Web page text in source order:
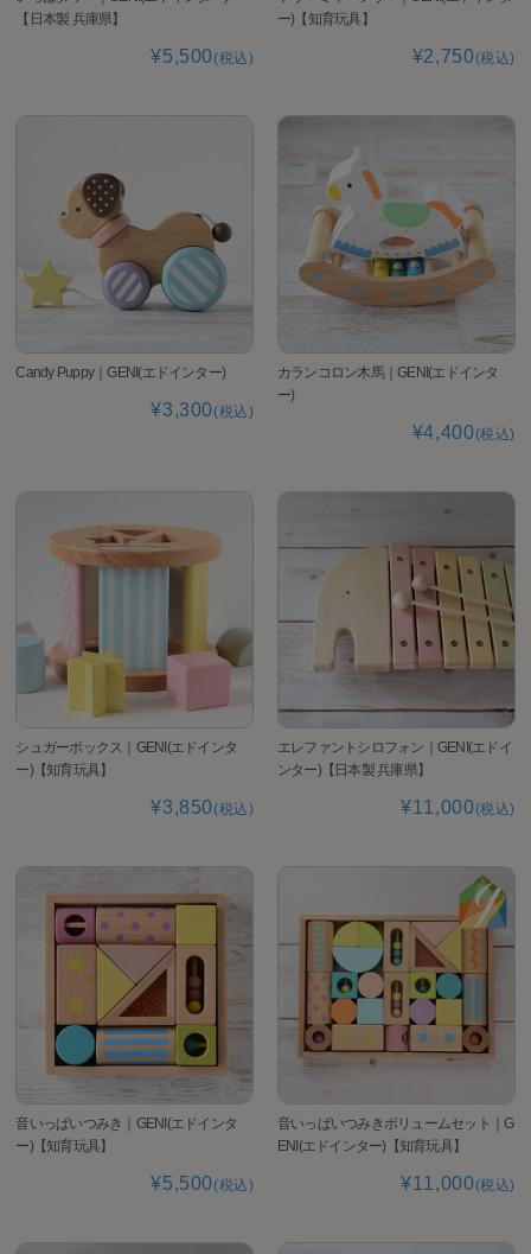
【日本製 兵庫県】
¥5,500(税込)
ー)【知育玩具】
¥2,750(税込)
Candy Puppy｜GENI(エドインター)
¥3,300(税込)
カランコロン木馬｜GENI(エドインタ
ー)
¥4,400(税込)
シュガーボックス｜GENI(エドインタ
ー)【知育玩具】
¥3,850(税込)
エレファントシロフォン｜GENI(エドイ
ンター)【日本製 兵庫県】
¥11,000(税込)
音いっぱいつみき｜GENI(エドインタ
ー)【知育玩具】
¥5,500(税込)
音いっぱいつみきボリュームセット｜G
ENI(エドインター)【知育玩具】
¥11,000(税込)